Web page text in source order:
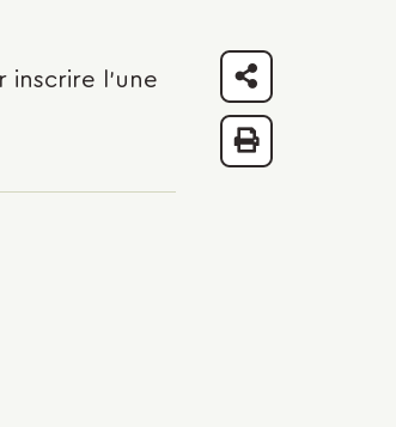
inscrire l'une
Partager
Imprimer